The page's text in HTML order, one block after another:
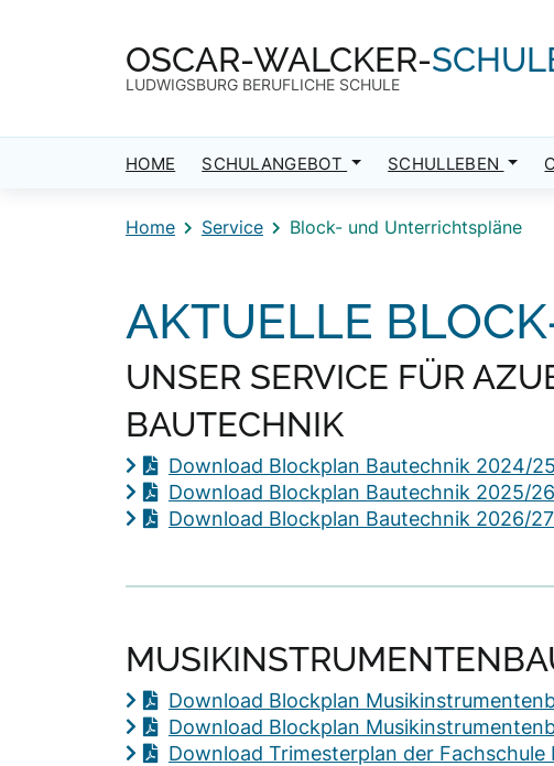
OSCAR-WALCKER-
LUDWIGSBURG BERUFLICHE SCHULE
HOME SCHULANGEBOT SCHULLEBEN
Home Service Block- und Unterrichtspläne
AKTUELLE
UNSER SERVICE FÜR
BAUTECHNIK
Download Blockplan Bautechnik 2024/
Download Blockplan Bautechnik 2025/
Download Blockplan Bautechnik 2026/
Download Blockplan
Download Blockplan
Download Trimesterplan der